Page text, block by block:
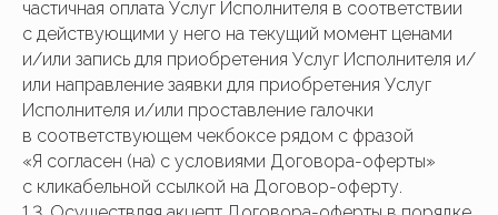
частичная оплата Услуг Исполнителя в соответствии
с действующими у него на текущий момент ценами
и/или запись для приобретения Услуг Исполнителя и/
или направление заявки для приобретения Услуг
Исполнителя и/или проставление галочки
в соответствующем чекбоксе рядом с фразой
«Я согласен (на) с условиями Договора-оферты»
с кликабельной ссылкой на Договор-оферту.